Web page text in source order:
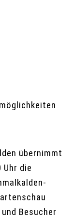
übernimmt
Uhr die
Besucher